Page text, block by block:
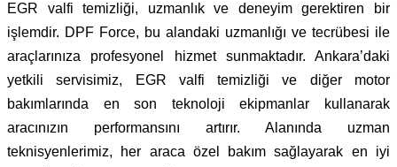
EGR valfi temizliği, uzmanlık ve deneyim gerektiren bir
işlemdir. DPF Force, bu alandaki uzmanlığı ve tecrübesi ile
araçlarınıza profesyonel hizmet sunmaktadır. Ankara’daki
yetkili servisimiz, EGR valfi temizliği ve diğer motor
bakımlarında en son teknoloji ekipmanlar kullanarak
aracınızın performansını artırır. Alanında uzman
teknisyenlerimiz, her araca özel bakım sağlayarak en iyi